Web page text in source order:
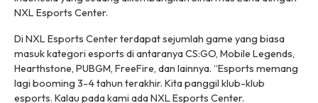
NXL Esports Center.
Di NXL Esports Center terdapat sejumlah game yang biasa
masuk kategori esports di antaranya CS:GO, Mobile Legends,
Hearthstone, PUBGM, FreeFire, dan lainnya. “Esports memang
lagi booming 3-4 tahun terakhir. Kita panggil klub-klub
esports. Kalau pada kami ada NXL Esports Center.